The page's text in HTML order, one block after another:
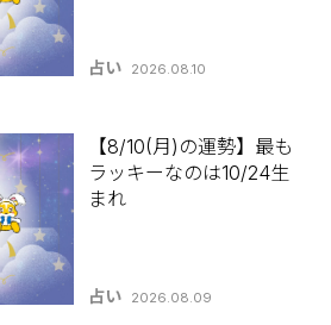
占い 2026.08.10
【8/10(月)の運勢】最も
ラッキーなのは10/24生
まれ
占い 2026.08.09